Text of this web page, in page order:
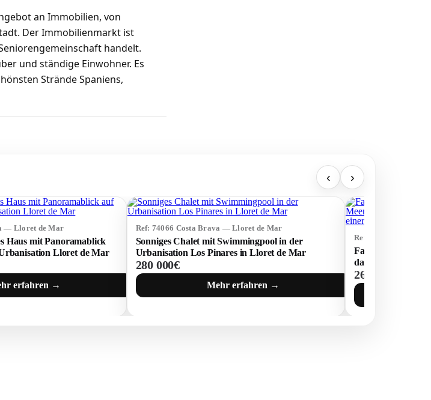
an Immobilien, von
Der Immobilienmarkt ist
handelt.
und ständige Einwohner. Es
Strände Spaniens,
‹ ›
— Lloret de Mar
Haus mit Panoramablick
Lloret de Mar
erfahren →
Ref: 74066 Costa Brava — Lloret de Mar
Sonniges Chalet mit Swimmingpool in der
Urbanisation Los Pinares in Lloret de Mar
280 000€
Mehr erfahren →
Ref: 73454 Costa
Fantastisches
das Meer und den
Potenzial, in einer
Lloret de Mar
269 000€